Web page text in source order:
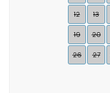
12 13
19 20
26 27